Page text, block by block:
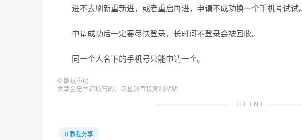
进不去刷新重新进，或者重启再进，申请不成功换一个手机号试试。
申请成功后一定要尽快登录，长时间不登录会被回收。
同一个人名下的手机号只能申请一个。
© 版权声明
文章全是本幻城写的，尽量别直接复制粘贴
THE END
教程分享